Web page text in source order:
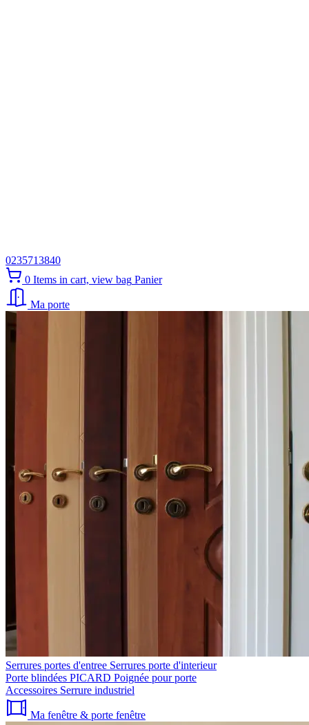
0235713840
0 Items in cart, view bag Panier
Ma porte
Serrures portes d'entree Serrures porte d'interieur
Porte blindées PICARD Poignée pour porte
Accessoires Serrure industriel
Ma fenêtre & porte fenêtre